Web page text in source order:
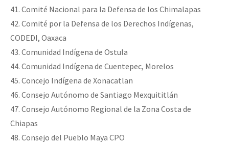
41. Comité Nacional para la Defensa de los Chimalapas
42. Comité por la Defensa de los Derechos Indígenas,
CODEDI, Oaxaca
43. Comunidad Indígena de Ostula
44. Comunidad Indígena de Cuentepec, Morelos
45. Concejo Indígena de Xonacatlan
46. Consejo Autónomo de Santiago Mexquititlán
47. Consejo Autónomo Regional de la Zona Costa de
Chiapas
48. Consejo del Pueblo Maya CPO